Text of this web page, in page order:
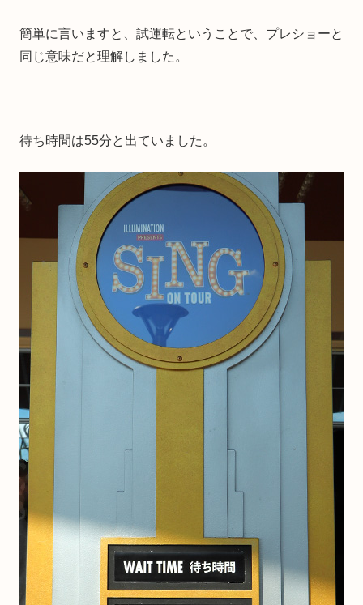
簡単に言いますと、試運転ということで、プレショーと
同じ意味だと理解しました。
待ち時間は55分と出ていました。